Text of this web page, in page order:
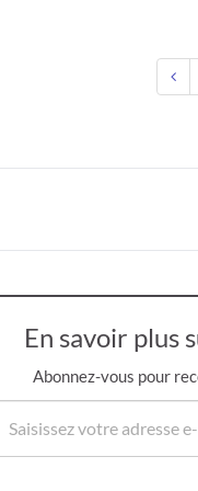
En savoir plus
Abonnez-vous pour
votre adresse e-